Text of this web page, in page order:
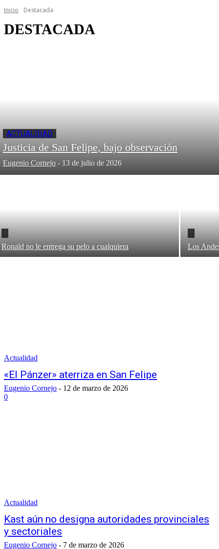
Inicio Destacada
DESTACADA
ACTUALIDAD
Justicia de San Felipe, bajo observación
Eugenio Cornejo - 13 de julio de 2026
Ronald no le entrega su pelo a cualquiera Los
Actualidad
«El Pánzer» aterriza en San Felipe
Eugenio Cornejo - 12 de marzo de 2026
0
Actualidad
Kast aún no designa autoridades provinciales
y sectoriales
Eugenio Cornejo - 7 de marzo de 2026